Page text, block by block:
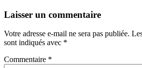
Laisser un commentaire
Votre adresse e-mail ne sera pas publiée.
sont indiqués avec *
Commentaire *